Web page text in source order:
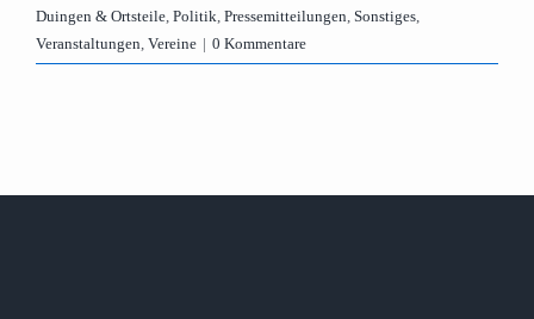
Duingen & Ortsteile, Politik, Pressemitteilungen, Sonstiges,
Veranstaltungen, Vereine | 0 Kommentare